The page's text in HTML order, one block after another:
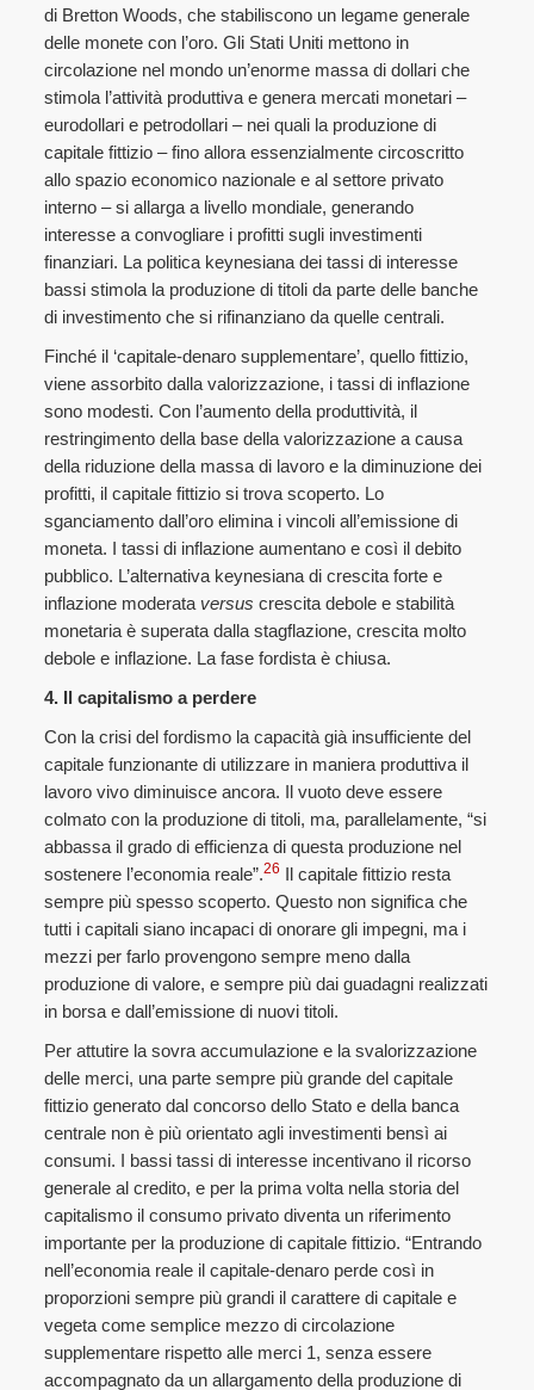
di Bretton Woods, che stabiliscono un legame generale
delle monete con l’oro. Gli Stati Uniti mettono in
circolazione nel mondo un’enorme massa di dollari che
stimola l’attività produttiva e genera mercati monetari –
eurodollari e petrodollari – nei quali la produzione di
capitale fittizio – fino allora essenzialmente circoscritto
allo spazio economico nazionale e al settore privato
interno – si allarga a livello mondiale, generando
interesse a convogliare i profitti sugli investimenti
finanziari. La politica keynesiana dei tassi di interesse
bassi stimola la produzione di titoli da parte delle banche
di investimento che si rifinanziano da quelle centrali.
Finché il ‘capitale-denaro supplementare’, quello fittizio,
viene assorbito dalla valorizzazione, i tassi di inflazione
sono modesti. Con l’aumento della produttività, il
restringimento della base della valorizzazione a causa
della riduzione della massa di lavoro e la diminuzione dei
profitti, il capitale fittizio si trova scoperto. Lo
sganciamento dall’oro elimina i vincoli all’emissione di
moneta. I tassi di inflazione aumentano e così il debito
pubblico. L’alternativa keynesiana di crescita forte e
inflazione moderata versus crescita debole e stabilità
monetaria è superata dalla stagflazione, crescita molto
debole e inflazione. La fase fordista è chiusa.
4. Il capitalismo a perdere
Con la crisi del fordismo la capacità già insufficiente del
capitale funzionante di utilizzare in maniera produttiva il
lavoro vivo diminuisce ancora. Il vuoto deve essere
colmato con la produzione di titoli, ma, parallelamente, “si
abbassa il grado di efficienza di questa produzione nel
sostenere l’economia reale”.26 Il capitale fittizio resta
sempre più spesso scoperto. Questo non significa che
tutti i capitali siano incapaci di onorare gli impegni, ma i
mezzi per farlo provengono sempre meno dalla
produzione di valore, e sempre più dai guadagni realizzati
in borsa e dall’emissione di nuovi titoli.
Per attutire la sovra accumulazione e la svalorizzazione
delle merci, una parte sempre più grande del capitale
fittizio generato dal concorso dello Stato e della banca
centrale non è più orientato agli investimenti bensì ai
consumi. I bassi tassi di interesse incentivano il ricorso
generale al credito, e per la prima volta nella storia del
capitalismo il consumo privato diventa un riferimento
importante per la produzione di capitale fittizio. “Entrando
nell’economia reale il capitale-denaro perde così in
proporzioni sempre più grandi il carattere di capitale e
vegeta come semplice mezzo di circolazione
supplementare rispetto alle merci 1, senza essere
accompagnato da un allargamento della produzione di